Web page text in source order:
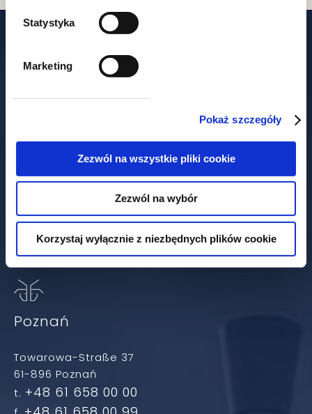
Statystyka
Marketing
Pokaż szczegóły
Zezwól na wszystkie pliki cookie
Zezwól na wybór
Korzystaj wyłącznie z niezbędnych plików cookie
00-498 Warschau
+48 22 212 00 00
f.+48 22 212 00 01
warszawa@gww.pl
Poznań
Towarowa-Straße 37
61-896 Poznań
t. +48 61 658 00 00